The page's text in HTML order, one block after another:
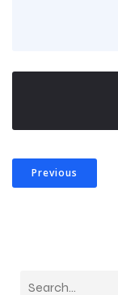
Previous